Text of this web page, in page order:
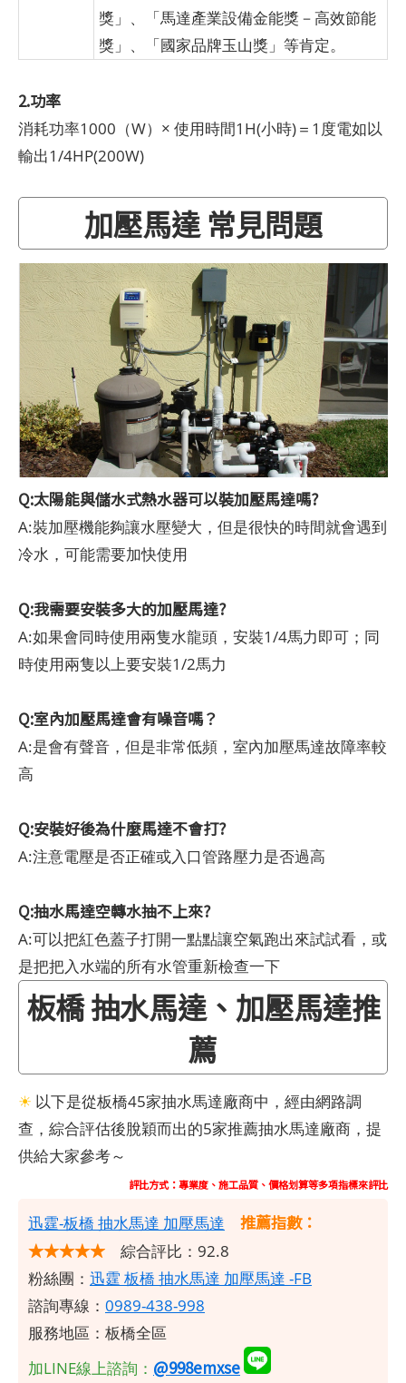
獎」、「馬達產業設備金能獎－高效節能
獎」、「國家品牌玉山獎」等肯定。
2.功率
消耗功率1000（W）× 使用時間1H(小時)＝1度電如以
輸出1/4HP(200W)
加壓馬達 常見問題
Q:太陽能與儲水式熱水器可以裝加壓馬達嗎?
A:裝加壓機能夠讓水壓變大，但是很快的時間就會遇到
冷水，可能需要加快使用
Q:我需要安裝多大的加壓馬達?
A:如果會同時使用兩隻水龍頭，安裝1/4馬力即可；同
時使用兩隻以上要安裝1/2馬力
Q:室內加壓馬達會有噪音嗎？
A:是會有聲音，但是非常低頻，室內加壓馬達故障率較
高
Q:安裝好後為什麼馬達不會打?
A:注意電壓是否正確或入口管路壓力是否過高
Q:抽水馬達空轉水抽不上來?
A:可以把紅色蓋子打開一點點讓空氣跑出來試試看，或
是把把入水端的所有水管重新檢查一下
板橋 抽水馬達、加壓馬達推
薦
☀ 以下是從板橋45家抽水馬達廠商中，經由網路調
查，綜合評估後脫穎而出的5家推薦抽水馬達廠商，提
供給大家參考～
評比方式：專業度、施工品質、價格划算等多項指標來評比
​迅霆-板橋 抽水馬達 加壓馬達
推薦指數：
★★★★★ 綜合評比：92.8
粉絲團： 迅霆 板橋 抽水馬達 加壓馬達 -FB
諮詢專線： 0989-438-998
服務地區：板橋全區
加LINE線上諮詢： @998emxse